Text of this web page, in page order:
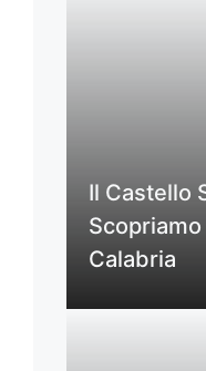
Il Castello
Calabria